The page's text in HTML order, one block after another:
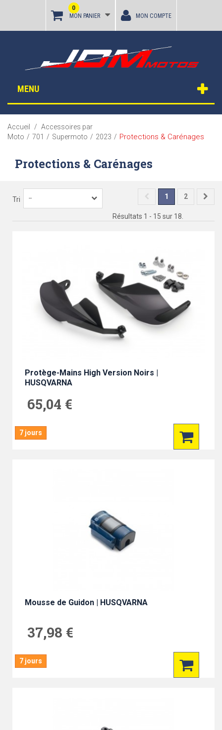
MON PANIER
0
MON COMPTE
MENU
Accueil / Accessoires par
Moto / 701 / Supermoto / 2023 / Protections & Carénages
Protections & Carénages
Tri -- 1 2
Résultats 1 - 15 sur 18.
Protège-Mains High Version Noirs |
HUSQVARNA
65,04 €
7 jours
Mousse de Guidon | HUSQVARNA
37,98 €
7 jours